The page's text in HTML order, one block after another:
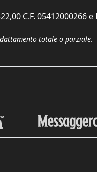
C.F. 05412000266 e
totale o parziale.